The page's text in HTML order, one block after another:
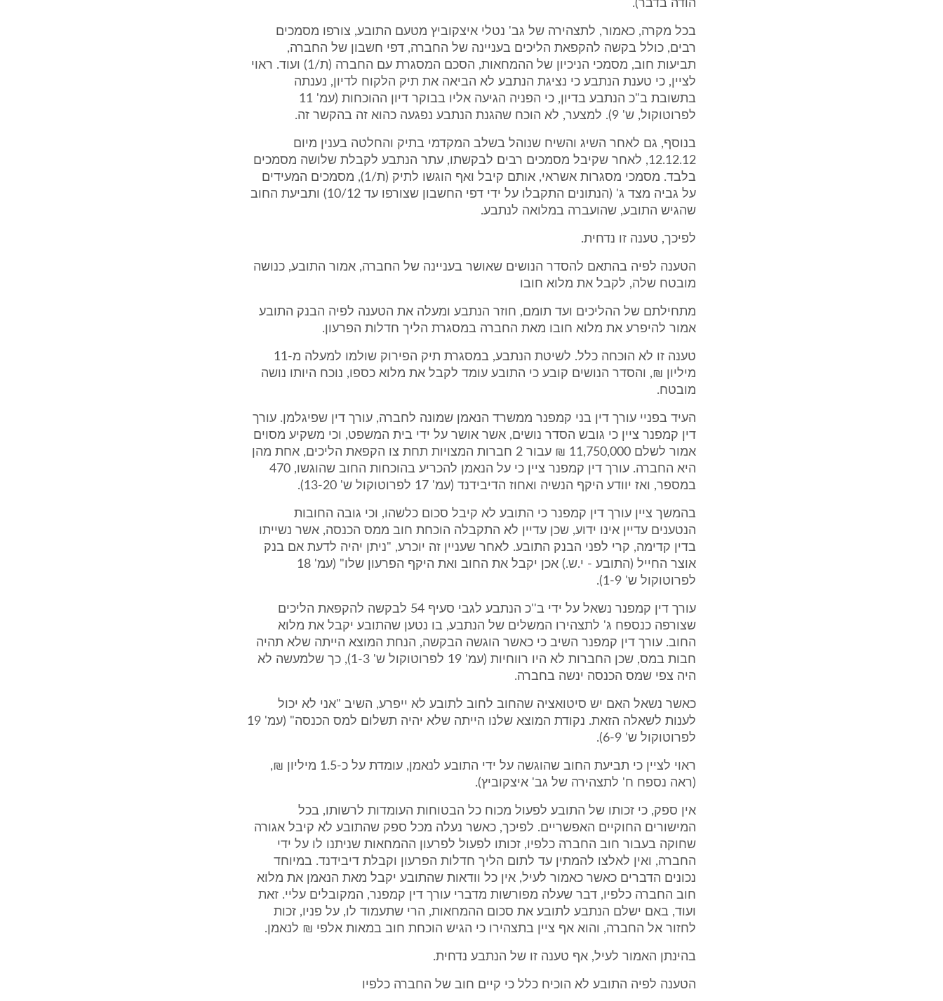
הודה בדבר).
בכל מקרה, כאמור, לתצהירה של גב' נטלי איצקוביץ מטעם התובע, צורפו מסמכים
רבים, כולל בקשה להקפאת הליכים בעניינה של החברה, דפי חשבון של החברה,
תביעות חוב, מסמכי הניכיון של ההמחאות, הסכם המסגרת עם החברה (ת/1) ועוד. ראוי
לציין, כי טענת הנתבע כי נציגת הנתבע לא הביאה את תיק הלקוח לדיון, נענתה
בתשובת ב"כ הנתבע בדיון, כי הפניה הגיעה אליו בבוקר דיון ההוכחות (עמ' 11
לפרוטוקול, ש' 9). למצער, לא הוכח שהגנת הנתבע נפגעה כהוא זה בהקשר זה.
בנוסף, גם לאחר השיג והשיח שנוהל בשלב המקדמי בתיק והחלטה בענין מיום
12.12.12, לאחר שקיבל מסמכים רבים לבקשתו, עתר הנתבע לקבלת שלושה מסמכים
בלבד. מסמכי מסגרות אשראי, אותם קיבל ואף הוגשו לתיק (ת/1), מסמכים המעידים
על גביה מצד ג' (הנתונים התקבלו על ידי דפי החשבון שצורפו עד 10/12) ותביעת החוב
שהגיש התובע, שהועברה במלואה לנתבע.
לפיכך, טענה זו נדחית.
הטענה לפיה בהתאם להסדר הנושים שאושר בעניינה של החברה, אמור התובע, כנושה
מובטח שלה, לקבל את מלוא חובו
מתחילתם של ההליכים ועד תומם, חוזר הנתבע ומעלה את הטענה לפיה הבנק התובע
אמור להיפרע את מלוא חובו מאת החברה במסגרת הליך חדלות הפרעון.
טענה זו לא הוכחה כלל. לשיטת הנתבע, במסגרת תיק הפירוק שולמו למעלה מ-11
מיליון ₪, והסדר הנושים קובע כי התובע עומד לקבל את מלוא כספו, נוכח היותו נושה
מובטח.
העיד בפניי עורך דין בני קמפנר ממשרד הנאמן שמונה לחברה, עורך דין שפיגלמן. עורך
דין קמפנר ציין כי גובש הסדר נושים, אשר אושר על ידי בית המשפט, וכי משקיע מסוים
אמור לשלם 11,750,000 ₪ עבור 2 חברות המצויות תחת צו הקפאת הליכים, אחת מהן
היא החברה. עורך דין קמפנר ציין כי על הנאמן להכריע בהוכחות החוב שהוגשו, 470
במספר, ואז יוודע היקף הנשיה ואחוז הדיבידנד (עמ' 17 לפרוטוקול ש' 13-20).
בהמשך ציין עורך דין קמפנר כי התובע לא קיבל סכום כלשהו, וכי גובה החובות
הנטענים עדיין אינו ידוע, שכן עדיין לא התקבלה הוכחת חוב ממס הכנסה, אשר נשייתו
בדין קדימה, קרי לפני הבנק התובע. לאחר שעניין זה יוכרע, "ניתן יהיה לדעת אם בנק
אוצר החייל (התובע - י.ש.) אכן יקבל את החוב ואת היקף הפרעון שלו" (עמ' 18
לפרוטוקול ש' 1-9).
עורך דין קמפנר נשאל על ידי ב''כ הנתבע לגבי סעיף 54 לבקשה להקפאת הליכים
שצורפה כנספח ג' לתצהירו המשלים של הנתבע, בו נטען שהתובע יקבל את מלוא
החוב. עורך דין קמפנר השיב כי כאשר הוגשה הבקשה, הנחת המוצא הייתה שלא תהיה
חבות במס, שכן החברות לא היו רווחיות (עמ' 19 לפרוטוקול ש' 1-3), כך שלמעשה לא
היה צפי שמס הכנסה ינשה בחברה.
כאשר נשאל האם יש סיטואציה שהחוב לחוב לתובע לא ייפרע, השיב "אני לא יכול
לענות לשאלה הזאת. נקודת המוצא שלנו הייתה שלא יהיה תשלום למס הכנסה" (עמ' 19
לפרוטוקול ש' 6-9).
ראוי לציין כי תביעת החוב שהוגשה על ידי התובע לנאמן, עומדת על כ-1.5 מיליון ₪,
(ראה נספח ח' לתצהירה של גב' איצקוביץ).
אין ספק, כי זכותו של התובע לפעול מכוח כל הבטוחות העומדות לרשותו, בכל
המישורים החוקיים האפשריים. לפיכך, כאשר נעלה מכל ספק שהתובע לא קיבל אגורה
שחוקה בעבור חוב החברה כלפיו, זכותו לפעול לפרעון ההמחאות שניתנו לו על ידי
החברה, ואין לאלצו להמתין עד לתום הליך חדלות הפרעון וקבלת דיבידנד. במיוחד
נכונים הדברים כאשר כאמור לעיל, אין כל וודאות שהתובע יקבל מאת הנאמן את מלוא
חוב החברה כלפיו, דבר שעלה מפורשות מדברי עורך דין קמפנר, המקובלים עליי. זאת
ועוד, באם ישלם הנתבע לתובע את סכום ההמחאות, הרי שתעמוד לו, על פניו, זכות
לחזור אל החברה, והוא אף ציין בתצהירו כי הגיש הוכחת חוב במאות אלפי ₪ לנאמן.
בהינתן האמור לעיל, אף טענה זו של הנתבע נדחית.
הטענה לפיה התובע לא הוכיח כלל כי קיים חוב של החברה כלפיו